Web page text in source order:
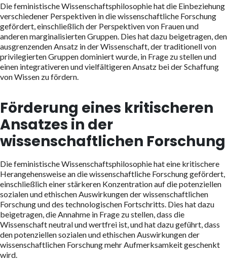
Die feministische Wissenschaftsphilosophie hat die Einbeziehung
verschiedener Perspektiven in die wissenschaftliche Forschung
gefördert, einschließlich der Perspektiven von Frauen und
anderen marginalisierten Gruppen. Dies hat dazu beigetragen, den
ausgrenzenden Ansatz in der Wissenschaft, der traditionell von
privilegierten Gruppen dominiert wurde, in Frage zu stellen und
einen integrativeren und vielfältigeren Ansatz bei der Schaffung
von Wissen zu fördern.
Förderung eines kritischeren
Ansatzes in der
wissenschaftlichen Forschung
Die feministische Wissenschaftsphilosophie hat eine kritischere
Herangehensweise an die wissenschaftliche Forschung gefördert,
einschließlich einer stärkeren Konzentration auf die potenziellen
sozialen und ethischen Auswirkungen der wissenschaftlichen
Forschung und des technologischen Fortschritts. Dies hat dazu
beigetragen, die Annahme in Frage zu stellen, dass die
Wissenschaft neutral und wertfrei ist, und hat dazu geführt, dass
den potenziellen sozialen und ethischen Auswirkungen der
wissenschaftlichen Forschung mehr Aufmerksamkeit geschenkt
wird.